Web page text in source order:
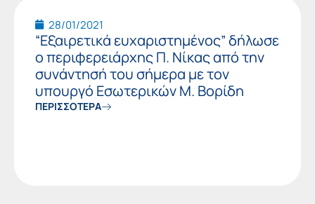
28/01/2021
“Εξαιρετικά ευχαριστημένος” δήλωσε
ο περιφερειάρχης Π. Νίκας από την
συνάντησή του σήμερα με τον
υπουργό Εσωτερικών Μ. Βορίδη
ΠΕΡΙΣΣΟΤΕΡΑ